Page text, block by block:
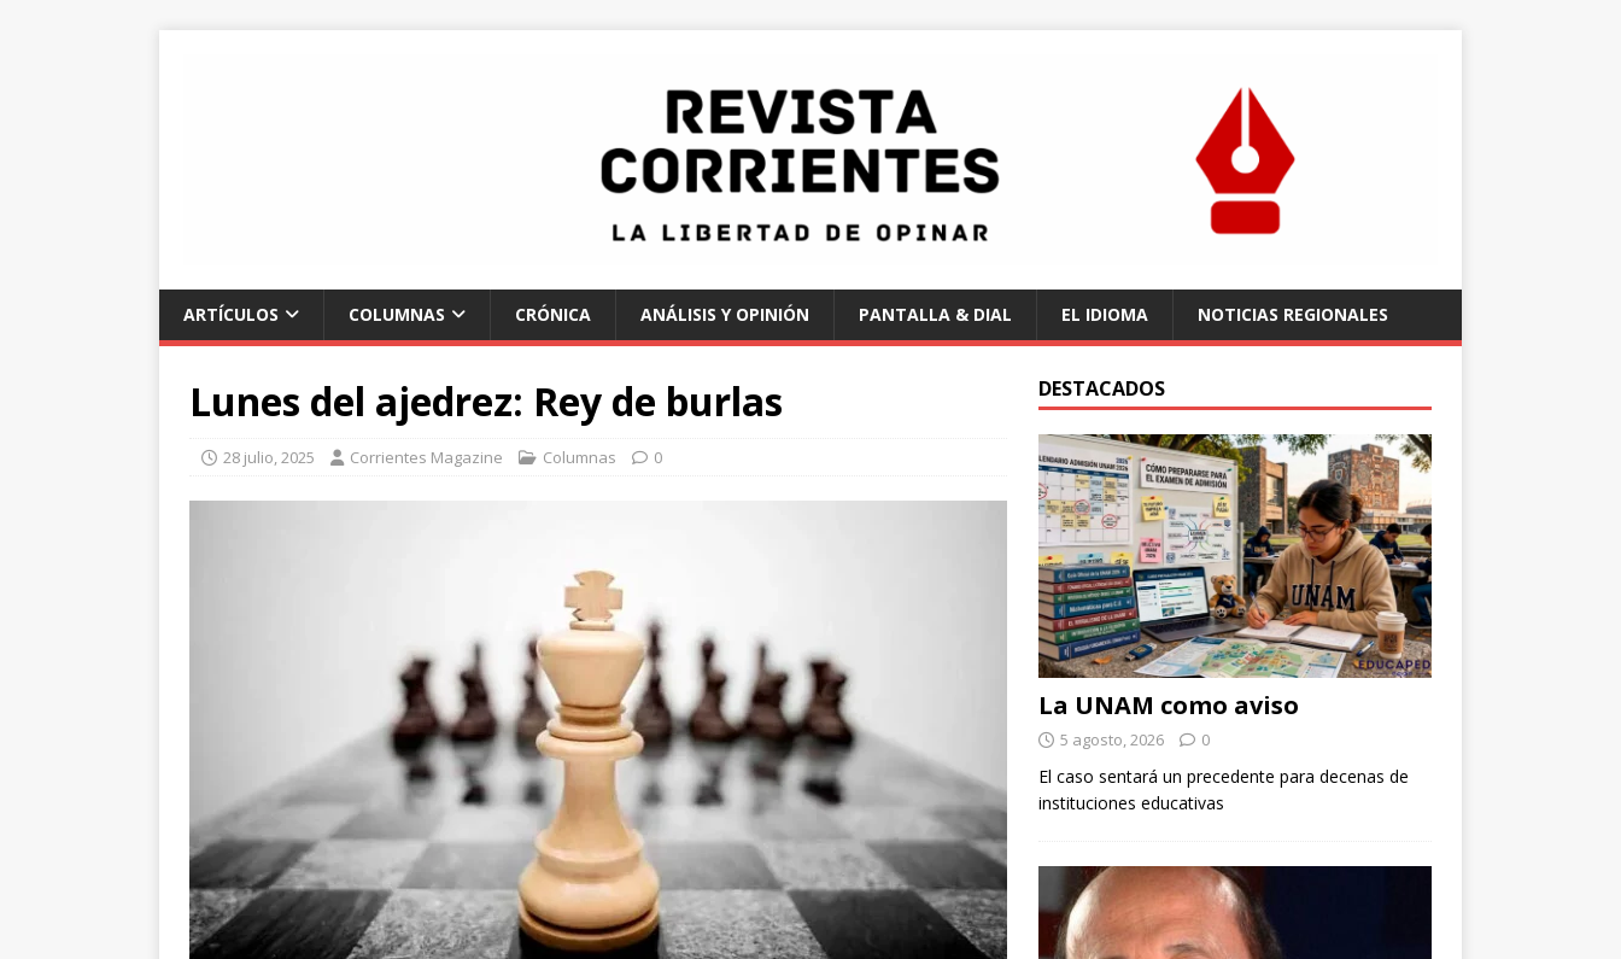
ARTÍCULOS COLUMNAS CRÓNICA ANÁLISIS Y OPINIÓN PANTALLA & DIAL EL IDIOMA NOTICIAS REGIONALES
Lunes del ajedrez: Rey de burlas
28 julio, 2025 Corrientes Magazine Columnas 0
DESTACADOS
La UNAM como aviso
5 agosto, 2026 0
El caso sentará un precedente para decenas de
instituciones educativas